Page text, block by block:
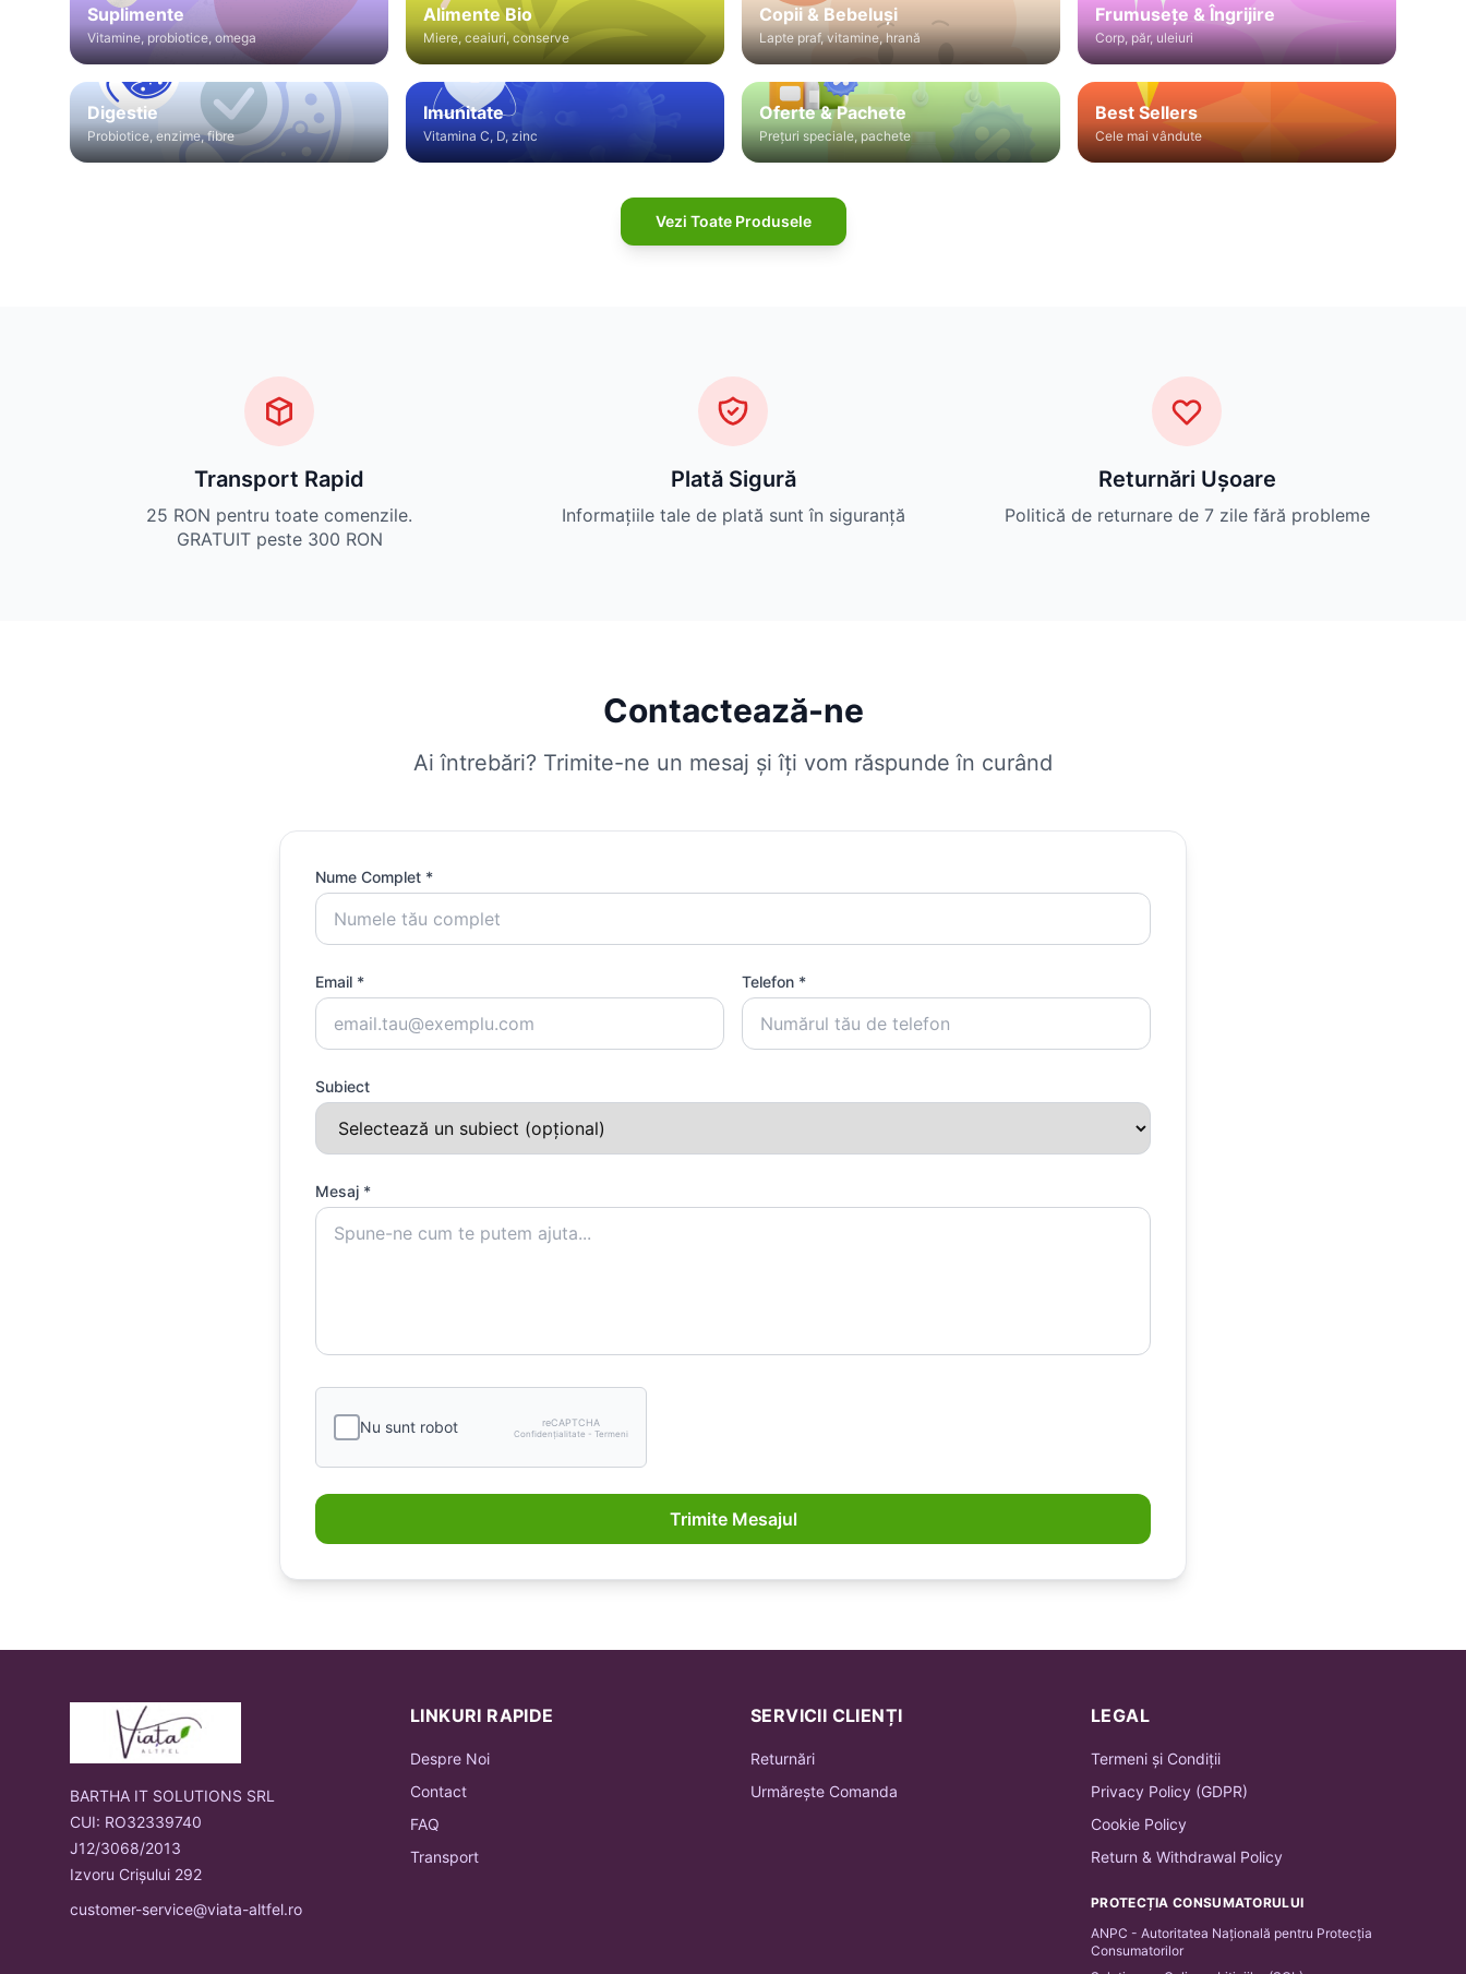
Suplimente
Vitamine, probiotice, omega
Alimente Bio
Miere, ceaiuri, conserve
Copii & Bebeluși
Lapte praf, vitamine, hrană
Frumusețe & Îngrijire
Corp, păr, uleiuri
Digestie
Probiotice, enzime, fibre
Imunitate
Vitamina C, D, zinc
Oferte & Pachete
Prețuri speciale, pachete
Best Sellers
Cele mai vândute
Vezi Toate Produsele
Transport Rapid
25 RON pentru toate comenzile.
GRATUIT peste 300 RON
Plată Sigură
Informațiile tale de plată sunt în siguranță
Returnări Ușoare
Politică de returnare de 7 zile fără probleme
Contactează-ne
Ai întrebări? Trimite-ne un mesaj și îți vom răspunde în curând
Nume Complet *
Email * Telefon *
Subiect
Mesaj *
Nu sunt robot reCAPTCHA
Confidențialitate - Termeni
Trimite Mesajul
BARTHA IT SOLUTIONS SRL
CUI: RO32339740
J12/3068/2013
Izvoru Crișului 292
customer-service@viata-altfel.ro
LINKURI RAPIDE
Despre Noi
Contact
FAQ
Transport
SERVICII CLIENȚI
Returnări
Urmărește Comanda
LEGAL
Termeni și Condiții
Privacy Policy (GDPR)
Cookie Policy
Return & Withdrawal Policy
PROTECȚIA CONSUMATORULUI
ANPC - Autoritatea Națională pentru Protecția
Consumatorilor